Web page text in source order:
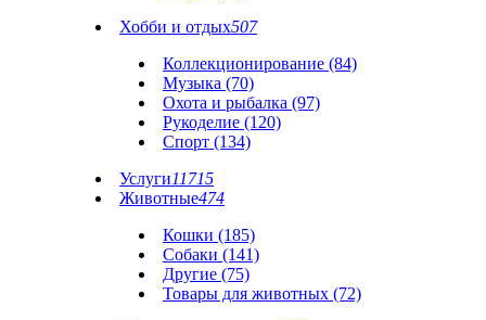
Хобби и отдых507
Коллекционирование (84)
Музыка (70)
Охота и рыбалка (97)
Рукоделие (120)
Спорт (134)
Услуги11715
Животные474
Кошки (185)
Собаки (141)
Другие (75)
Товары для животных (72)